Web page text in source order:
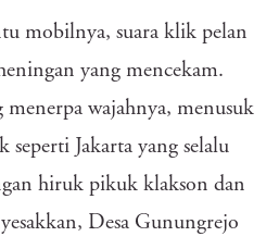
mobilnya, suara klik pelan
yang mencekam.
wajahnya, menusuk
seperti Jakarta yang selalu
hiruk pikuk klakson dan
Desa Gunungrejo